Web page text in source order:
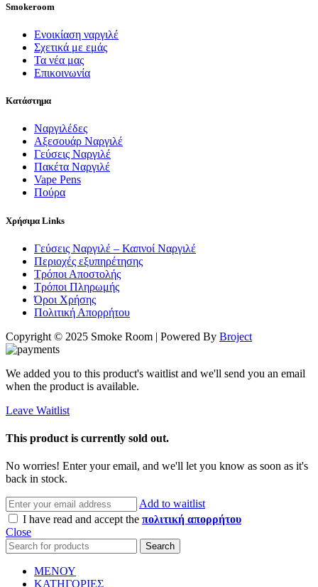
Smokeroom
Ενοικίαση ναργιλέ
Σχετικά με εμάς
Τα νέα μας
Επικοινωνία
Κατάστημα
Ναργιλέδες
Αξεσουάρ Ναργιλέ
Γεύσεις Ναργιλέ
Πακέτα Ναργιλέ
Vape Pens
Πούρα
Χρήσιμα Links
Γεύσεις Ναργιλέ – Καπνοί Ναργιλέ
Περιοχές εξυπηρέτησης
Τρόποι Αποστολής
Τρόποι Πληρωμής
Όροι Χρήσης
Πολιτική Απορρήτου
Copyright © 2025 Smoke Room | Powered By Broject
We added you to this product's waitlist and we'll send you an email
when the product is available.
Leave Waitlist
This product is currently sold out.
No worries! Enter your email, and we'll let you know as soon as it's
back in stock.
Add to waitlist
I have read and accept the πολιτική απορρήτου
Close
Search
ΜΕΝΟΥ
ΚΑΤΗΓΟΡΙΕΣ